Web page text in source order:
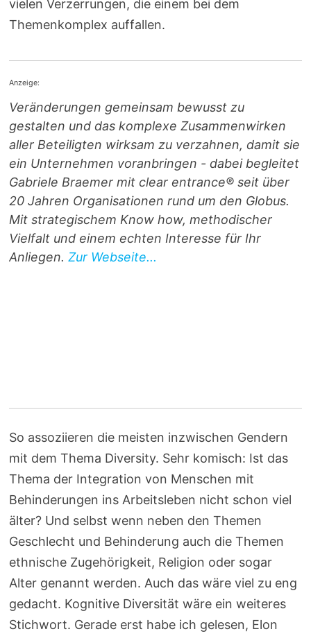
vielen Verzerrungen, die einem bei dem
Themenkomplex auffallen.
Anzeige:
Veränderungen gemeinsam bewusst zu
gestalten und das komplexe Zusammenwirken
aller Beteiligten wirksam zu verzahnen, damit sie
ein Unternehmen voranbringen - dabei begleitet
Gabriele Braemer mit clear entrance® seit über
20 Jahren Organisationen rund um den Globus.
Mit strategischem Know how, methodischer
Vielfalt und einem echten Interesse für Ihr
Anliegen.Zur Webseite...
So assoziieren die meisten inzwischen Gendern
mit dem Thema Diversity. Sehr komisch: Ist das
Thema der Integration von Menschen mit
Behinderungen ins Arbeitsleben nicht schon viel
älter? Und selbst wenn neben den Themen
Geschlecht und Behinderung auch die Themen
ethnische Zugehörigkeit, Religion oder sogar
Alter genannt werden. Auch das wäre viel zu eng
gedacht. Kognitive Diversität wäre ein weiteres
Stichwort. Gerade erst habe ich gelesen, Elon